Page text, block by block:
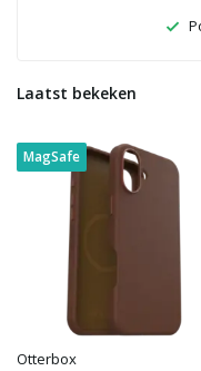
Laatst bekeken
MagSafe
Otterbox